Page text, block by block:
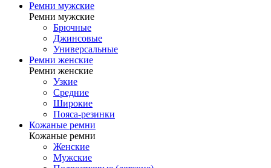
Ремни мужские
Ремни мужские
Брючные
Джинсовые
Универсальные
Ремни женские
Ремни женские
Узкие
Средние
Широкие
Пояса-резинки
Кожаные ремни
Кожаные ремни
Женские
Мужские